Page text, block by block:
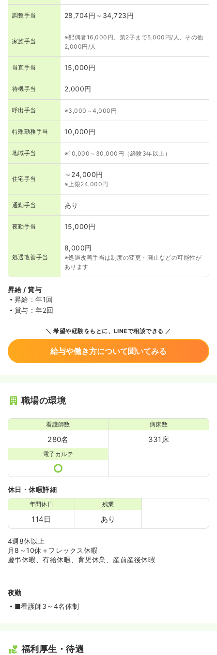
調整手当 28,704円～34,723円
家族手当
※配偶者16,000円、第2子まで5,000円/人、その他
2,000円/人
当直手当 15,000円
待機手当 2,000円
呼出手当 ※3,000～4,000円
特殊勤務手当 10,000円
地域手当 ※10,000～30,000円（経験3年以上）
住宅手当
～24,000円
※上限24,000円
通勤手当 あり
夜勤手当 15,000円
処遇改善手当
8,000円
※処遇改善手当は制度の変更・廃止などの可能性が
あります
昇給 / 賞与
昇給：年1回
賞与：年2回
希望や経験をもとに、LINEで相談できる
給与や働き方について聞いてみる
職場の環境
看護師数
280名
病床数
331床
電子カルテ
休日・休暇詳細
年間休日
114日
残業
あり
4週8休以上
月8～10休＋フレックス休暇
慶弔休暇、有給休暇、育児休業、産前産後休暇
夜勤
■看護師3～4名体制
福利厚生・待遇